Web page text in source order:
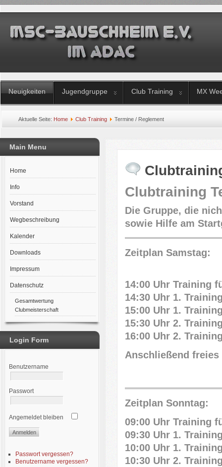
Neuigkeiten Jugendgruppe Club Training MX
Aktuelle Seite: Home Club Training Termine / Reglement
Main Menu
Home
Info
Vorstand
Wegbeschreibung
Kalender
Downloads
Impressum
Datenschutz
Gesamtwertung
Clubmeisterschaft
Login Form
Benutzername
Passwort
Angemeldet bleiben
Passwort vergessen?
Benutzername vergessen?
Clubtraining
Die Gruppe, die
sowie Hilfe am
Zeitplan Samstag:
14:00 Uhr Training
14:30 Uhr 1.
15:00 Uhr 1.
15:30 Uhr 2.
16:00 Uhr 2.
Anschließend
Zeitplan Sonntag:
09:00 Uhr Training
09:30 Uhr 1.
10:00 Uhr 1.
10:30 Uhr 2.